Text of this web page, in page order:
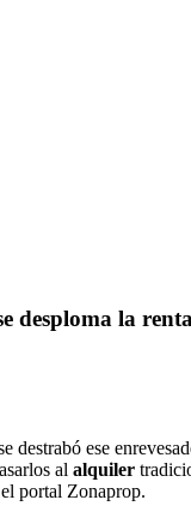
desploma la
destrabó ese
al alquiler
portal Zonaprop.